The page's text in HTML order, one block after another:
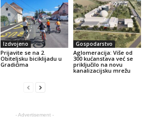
Izdvojeno
Prijavite se na 2.
Obiteljsku biciklijadu u
Gradićima
Gospodarstvo
Aglomeracija: Više od
300 kućanstava već se
priključilo na novu
kanalizacijsku mrežu
- Advertisement -